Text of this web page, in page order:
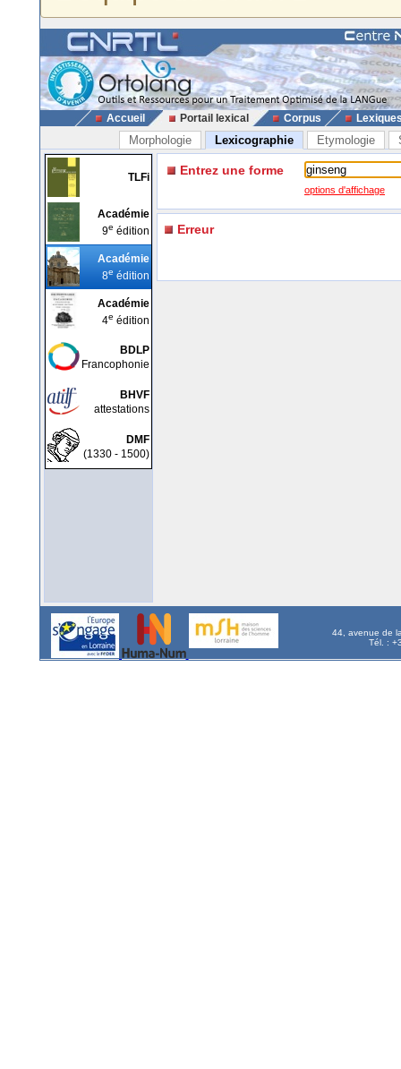
Accueil Portail lexical Corpus
Morphologie Lexicographie Etymologie
TLFi
Académie
9e édition
Académie
8e édition
Académie
4e édition
BDLP
Francophonie
BHVF
attestations
DMF
(1330 - 1500)
Entrez une forme
options d'affichage
Erreur
44, avenue de
Tél. :